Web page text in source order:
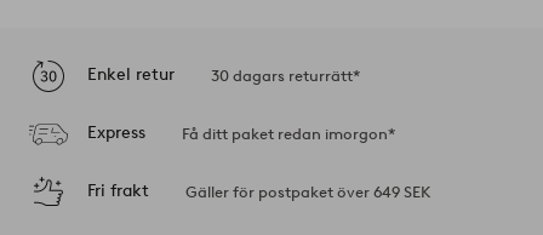
Enkel retur 30 dagars returrätt*
Express Få ditt paket redan imorgon*
Fri frakt Gäller för postpaket över 649 SEK